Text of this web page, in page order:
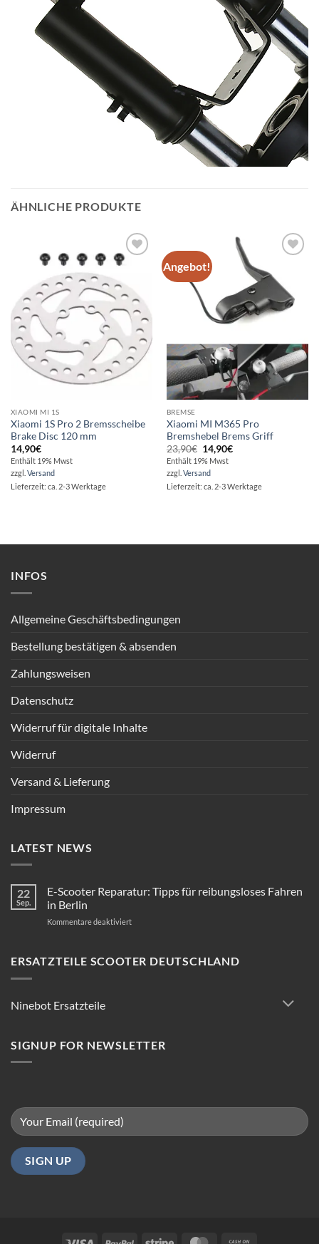
ÄHNLICHE PRODUKTE
Auf die
Wunschliste
XIAOMI MI 1S
Xiaomi 1S Pro 2 Bremsscheibe
Brake Disc 120 mm
14,90€
Enthält 19% Mwst
zzgl. Versand
Lieferzeit: ca. 2-3 Werktage
Angebot!
Wunschliste
BREMSE
Xiaomi MI M365 Pro
Bremshebel Brems Griff
23,90€ Ursprünglicher
Preis
war:
23,90€
14,90€Aktueller
Enthält 19% Mwst
zzgl. Versand
Lieferzeit: ca. 2-3 Werktage
INFOS
Allgemeine Geschäftsbedingungen
Bestellung bestätigen & absenden
Zahlungsweisen
Datenschutz
Widerruf für digitale Inhalte
Widerruf
Versand & Lieferung
Impressum
LATEST NEWS
22
Sep.
E-Scooter Reparatur: Tipps für reibungsloses Fahren
in Berlin
Kommentare deaktiviertfür
Reparatur:
ERSATZTEILE SCOOTER DEUTSCHLAND
Ninebot Ersatzteile
SIGNUP FOR NEWSLETTER